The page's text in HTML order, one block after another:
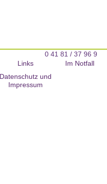
0 41 81 / 37 96 9
Links
Im Notfall
Datenschutz und
Impressum